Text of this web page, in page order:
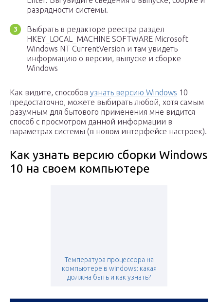
разрядности системы.
Выбрать в редакторе реестра раздел
HKEY_LOCAL_MACHINE SOFTWARE Microsoft
Windows NT CurrentVersion и там увидеть
информацию о версии, выпуске и сборке
Windows
Как видите, способов узнать версию Windows 10
предостаточно, можете выбирать любой, хотя самым
разумным для бытового применения мне видится
способ с просмотром данной информации в
параметрах системы (в новом интерфейсе настроек).
Как узнать версию сборки Windows
10 на своем компьютере
Температура процессора на
компьютере в windows: какая
должна быть и как узнать?